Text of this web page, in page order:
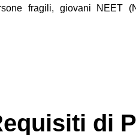
fragili, giovani NEET
di